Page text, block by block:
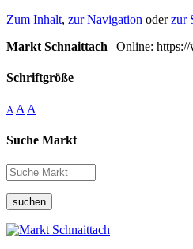
Zum Inhalt, zur Navigation oderzur
Markt Schnaittach | Online:
Schriftgröße
A A A
Suche Markt
suchen